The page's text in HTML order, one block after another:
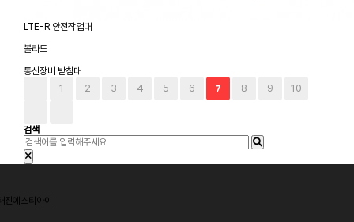
LTE-R 안전작업대
볼라드
통신장비 받침대
1 2 3 4 5 6 7 8 9 10
검색